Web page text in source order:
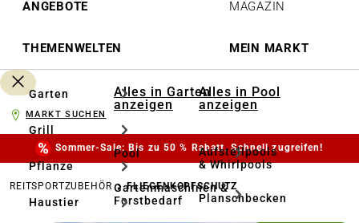
ANGEBOTE
THEMENWELTEN
MAGAZIN
MEIN MARKT
Garten
Grill
Pflanze
Haustier
Alles in Garten
anzeigen
Pool
Gartenmaschinen &
Forstbedarf
Alles in Pool
anzeigen
Aufstellpools
& Whirlpools
Planschbecken
MARKT SUCHEN
Sommer-Sale: Bis zu 50 % Rabatt. Schnell zugreifen!
REITSPORTZUBEHÖR FLIEGENKOPFSCHUTZ